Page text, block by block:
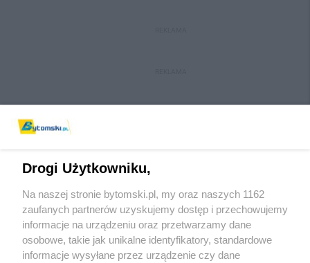
Wydawca mediów lokalnych
Drogi Użytkowniku,
Na naszej stronie bytomski.pl, my oraz naszych 1162
zaufanych partnerów uzyskujemy dostęp i przechowujemy
informacje na urządzeniu oraz przetwarzamy dane
osobowe, takie jak unikalne identyfikatory, standardowe
informacje wysyłane przez urządzenie czy dane